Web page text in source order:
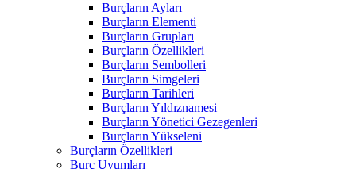
Burçların Ayları
Burçların Elementi
Burçların Grupları
Burçların Özellikleri
Burçların Sembolleri
Burçların Simgeleri
Burçların Tarihleri
Burçların Yıldıznamesi
Burçların Yönetici Gezegenleri
Burçların Yükseleni
Burçların Özellikleri
Burç Uyumları